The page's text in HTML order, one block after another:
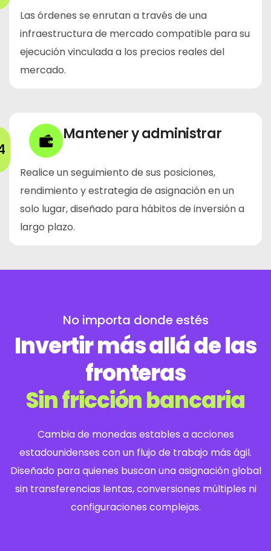
Las órdenes se enrutan a través de una
infraestructura de mercado compatible para su
ejecución vinculada a los precios reales del
mercado.
Mantener y administrar
Realice un seguimiento de sus posiciones,
rendimiento y estrategia de asignación en un
solo lugar, diseñado para hábitos de inversión a
largo plazo.
No importa donde estés
Invertir más allá de las
fronteras
Sin fricción bancaria
Cambia de monedas estables a acciones
estadounidenses con un flujo de trabajo más ágil.
Diseñado para quienes buscan una asignación global
sin transferencias lentas, conversiones múltiples ni
configuraciones complejas.